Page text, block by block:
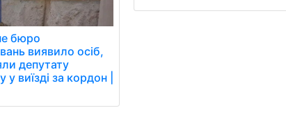
бюро
виявило осіб,
депутату
виїзді за кордон |